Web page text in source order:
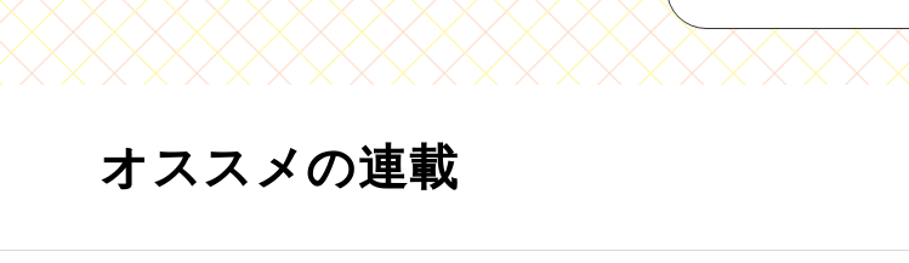
オススメの連載